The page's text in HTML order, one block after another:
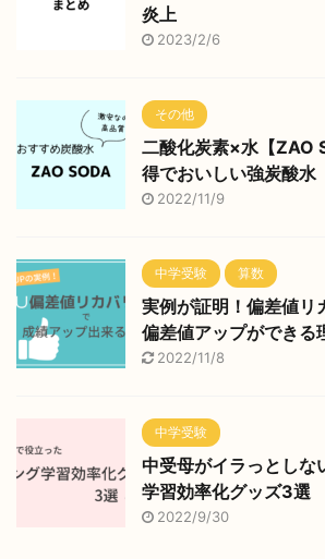
炎上
2023/2/6
その他
二酸化炭素×水【ZAO
得でおいしい強炭酸水
2022/11/9
中学受験 算数
実例が証明！偏差値リ
偏差値アップができる
2022/11/8
中学受験
中受母がイラっとしな
学習効率化グッズ3選
2022/9/30